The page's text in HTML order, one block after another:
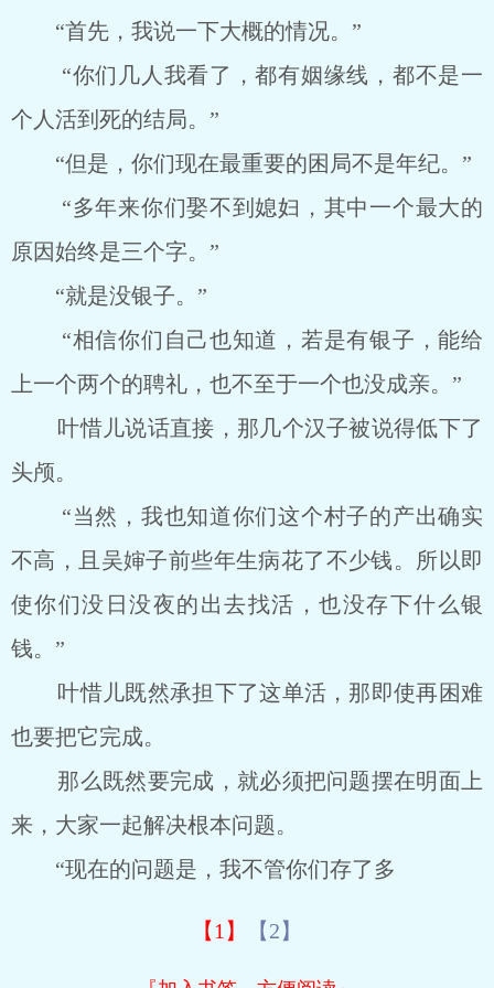
“首先，我说一下大概的情况。”
“你们几人我看了，都有姻缘线，都不是一
个人活到死的结局。”
“但是，你们现在最重要的困局不是年纪。”
“多年来你们娶不到媳妇，其中一个最大的
原因始终是三个字。”
“就是没银子。”
“相信你们自己也知道，若是有银子，能给
上一个两个的聘礼，也不至于一个也没成亲。”
叶惜儿说话直接，那几个汉子被说得低下了
头颅。
“当然，我也知道你们这个村子的产出确实
不高，且吴婶子前些年生病花了不少钱。所以即
使你们没日没夜的出去找活，也没存下什么银
钱。”
叶惜儿既然承担下了这单活，那即使再困难
也要把它完成。
那么既然要完成，就必须把问题摆在明面上
来，大家一起解决根本问题。
“现在的问题是，我不管你们存了多
【1】 【2】